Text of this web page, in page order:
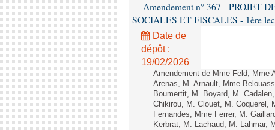
Amendement n° 367 - PROJET
SOCIALES ET FISCALES - 1ère
Date de
dépôt :
19/02/2026
Amendement de Mme Feld, Mme
Arenas, M. Arnault, Mme
Boumertit, M. Boyard, M.
Chikirou, M. Clouet, M. Coquerel,
Fernandes, Mme Ferrer, M.
Kerbrat, M. Lachaud, M. Lahmar,